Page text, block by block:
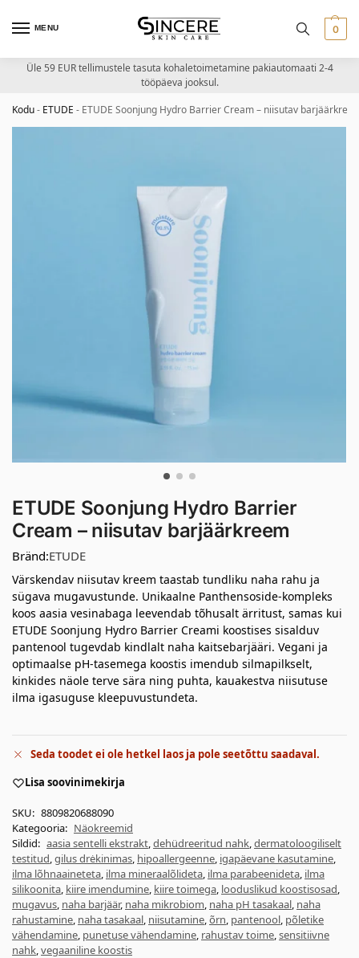
MENU 0
Üle 59 EUR tellimustele tasuta kohaletoimetamine pakiautomaati 2-4
tööpäeva jooksul.
Kodu- ETUDE - ETUDE Soonjung Hydro Barrier Cream – niisutav
ETUDE Soonjung Hydro Barrier
Cream – niisutav barjäärkreem
Bränd:ETUDE
Värskendav niisutav kreem taastab tundliku naha rahu ja
sügava mugavustunde. Unikaalne Panthensoside-kompleks
koos aasia vesinabaga leevendab tõhusalt ärritust, samas kui
ETUDE Soonjung Hydro Barrier Creami koostises sisalduv
pantenool tugevdab kindlalt naha kaitsebarjääri. Vegani ja
optimaalse pH-tasemega koostis imendub silmapilkselt,
kinkides näole terve sära ning puhta, kauakestva niisutuse
ilma igasuguse kleepuvustundeta.
Seda toodet ei ole hetkel laos ja pole seetõttu saadaval.
Lisa soovinimekirja
SKU: 8809820688090
Kategooria: Näokreemid
Sildid: aasia sentelli ekstrakt,dehüdreeritud nahk,dermatoloogiliselt
testitud,gilus drėkinimas, hipoallergeenne, igapäevane kasutamine,
ilma lõhnaaineteta, ilma mineraalõlideta, ilma parabeenideta, ilma
silikoonita, kiire imendumine, kiire toimega, looduslikud koostisosad,
mugavus, naha barjäär, naha mikrobiom, naha pH tasakaal, naha
rahustamine, naha tasakaal, niisutamine,õrn, pantenool, põletike
vähendamine, punetuse vähendamine, rahustav toime,sensitiivne
nahk,vegaaniline koostis